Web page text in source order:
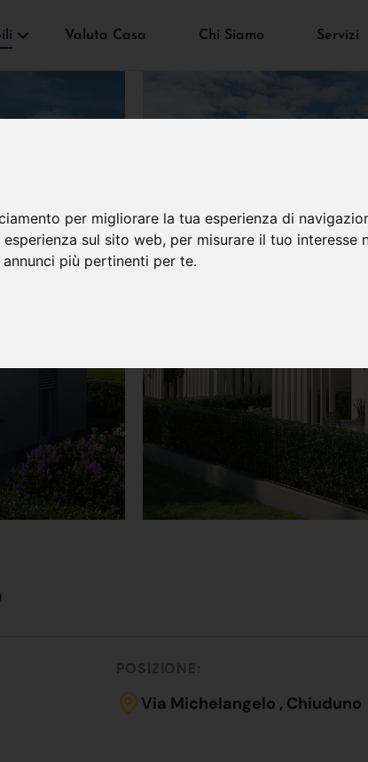
per migliorare la tua esperienza di
sul sito web, per misurare il tuo interesse
più pertinenti per te.
Valuta Casa Chi Siamo Servizi
POSIZIONE:
Via Michelangelo , Chiuduno